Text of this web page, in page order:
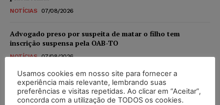
NOTÍCIAS 07/08/2026
Advogado preso por suspeita de matar o filho tem
inscrição suspensa pela OAB-TO
NOTÍCIAS 07/08/2026
STF amplia isenção de IBS e CBS na compra de veículos
novos para pessoas com deficiência e autistas de todos os
níveis
Usamos cookies em nosso site para fornecer a
experiência mais relevante, lembrando suas
preferências e visitas repetidas. Ao clicar em “Aceitar”,
concorda com a utilização de TODOS os cookies.